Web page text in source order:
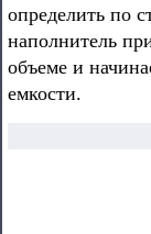
определить по
наполнитель
объеме и
емкости.